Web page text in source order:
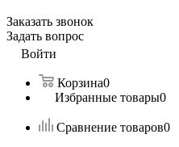
Заказать звонок
Задать вопрос
Войти
Корзина0
Избранные товары0
Сравнение товаров0